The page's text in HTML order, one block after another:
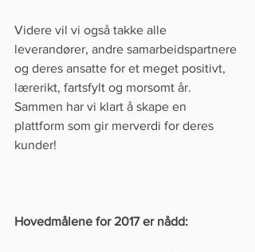
Videre vil vi også takke alle
leverandører, andre samarbeidspartnere
og deres ansatte for et meget positivt,
lærerikt, fartsfylt og morsomt år.
Sammen har vi klart å skape en
plattform som gir merverdi for deres
kunder!
Hovedmålene for 2017 er nådd: